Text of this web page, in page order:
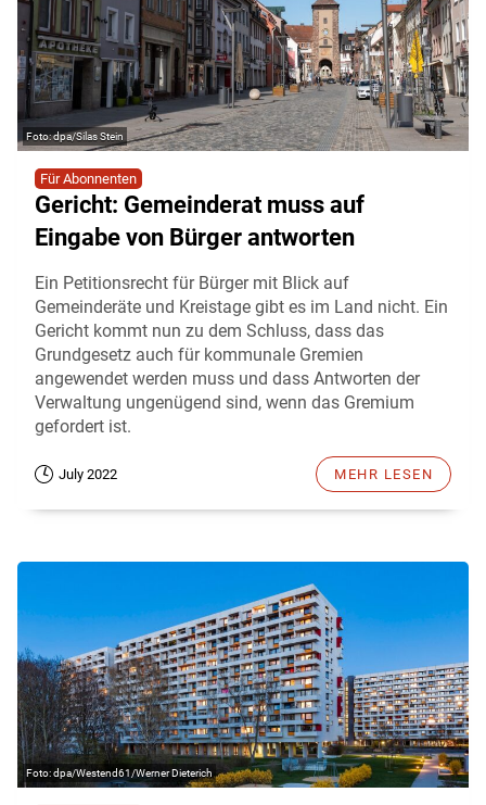
dpa/Silas Stein
Für Abonnenten
Gericht: Gemeinderat muss auf
Eingabe von Bürger antworten
Ein Petitionsrecht für Bürger mit Blick auf
Gemeinderäte und Kreistage gibt es im Land nicht. Ein
Gericht kommt nun zu dem Schluss, dass das
Grundgesetz auch für kommunale Gremien
angewendet werden muss und dass Antworten der
Verwaltung ungenügend sind, wenn das Gremium
gefordert ist.
July 2022 MEHR LESEN
dpa/Westend61/Werner Dieterich